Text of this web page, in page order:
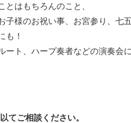
はもちろんのこと、
子様のお祝い事、お宮参り、
も！
ト、ハープ奏者などの演奏会
てご相談ください。